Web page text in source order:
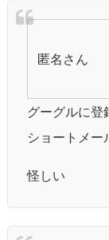
匿名 さん
グーグルに登
ショートメー
怪しい